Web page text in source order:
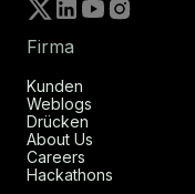
Firma
Kunden
Weblogs
Drücken
About Us
Careers
Hackathons